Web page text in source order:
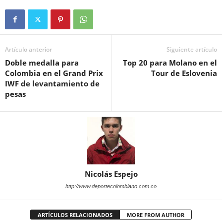
Artículo anterior
Doble medalla para
Colombia en el Grand Prix
IWF de levantamiento de
pesas
Siguiente artículo
Top 20 para Molano en el
Tour de Eslovenia
Nicolás Espejo
http://www.deportecolombiano.com.co
ARTÍCULOS RELACIONADOS MORE FROM AUTHOR